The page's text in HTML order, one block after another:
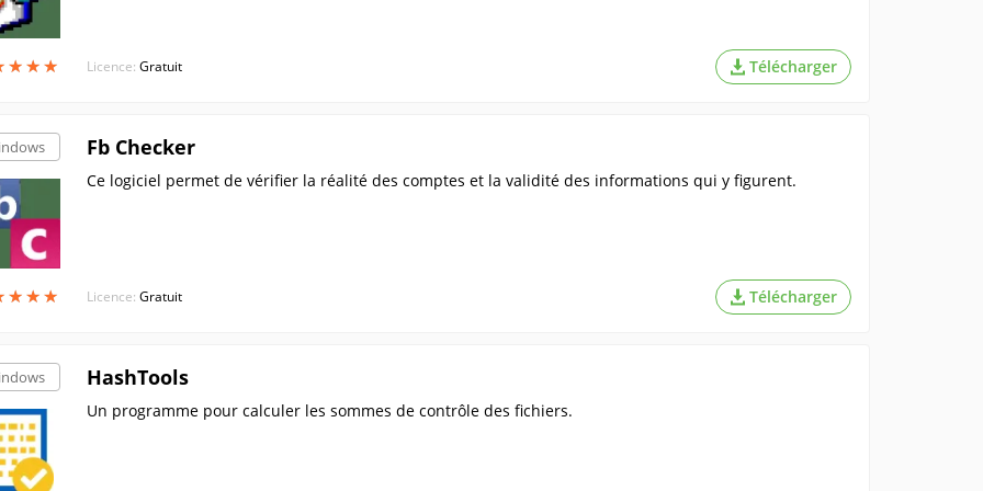
★★★
★★★ Licence: Gratuit Télécharger
★★★
★★★
Fb Checker
Ce logiciel permet de vérifier la réalité des comptes et la validité des informations qui y figurent.
Licence: Gratuit Télécharger
HashTools
Un programme pour calculer les sommes de contrôle des fichiers.